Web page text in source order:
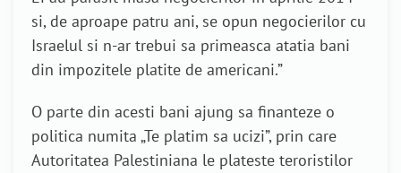
si, de aproape patru ani, se opun negocierilor cu
Israelul si n-ar trebui sa primeasca atatia bani
din impozitele platite de americani.”
O parte din acesti bani ajung sa finanteze o
politica numita „Te platim sa ucizi”, prin care
Autoritatea Palestiniana le plateste teroristilor